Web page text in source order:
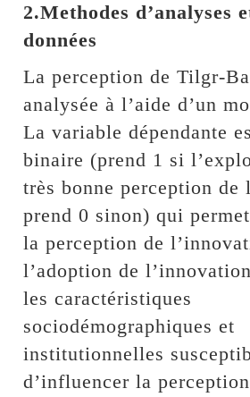
2.Methodes d’analyses
données
La perception de Tilgr-
analysée à l’aide d’un
La variable dépendante
binaire (prend 1 si
très bonne perception de
prend 0 sinon) qui
la perception de
l’adoption de
les caractéristiques
sociodémographiques et
institutionnelles
d’influencer la